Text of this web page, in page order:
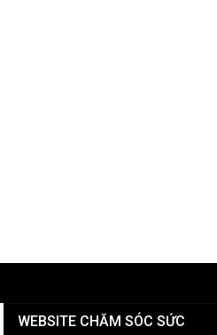
WEBSITE CHĂM SÓC SỨC